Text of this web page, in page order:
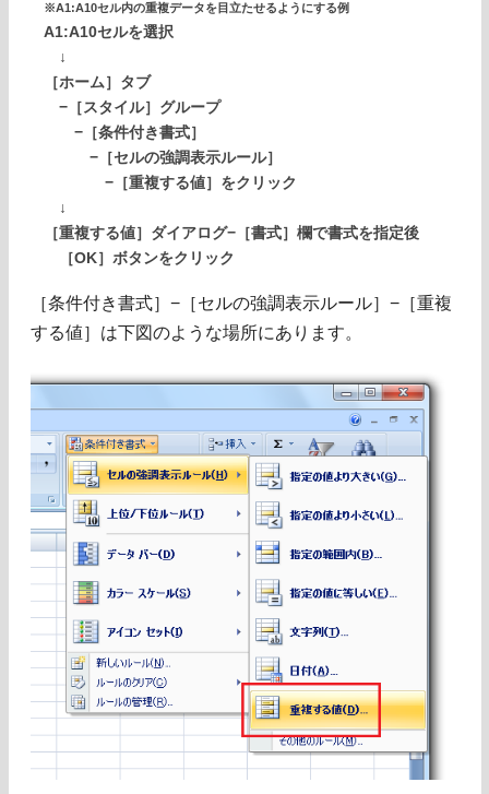
※A1:A10セル内の重複データを目立たせるようにする例
A1:A10セルを選択
↓
［ホーム］タブ
−［スタイル］グループ
−［条件付き書式］
−［セルの強調表示ルール］
−［重複する値］をクリック
↓
［重複する値］ダイアログ−［書式］欄で書式を指定後
［OK］ボタンをクリック
［条件付き書式］−［セルの強調表示ルール］−［重複
する値］は下図のような場所にあります。